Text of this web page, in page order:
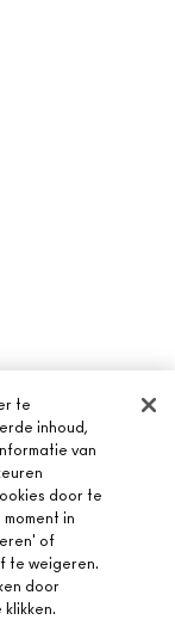
te
inhoud,
van
door te
in
of
te weigeren.
door